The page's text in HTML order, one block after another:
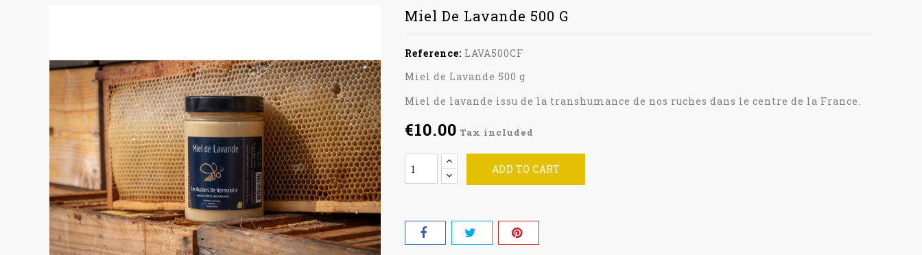
Miel De Lavande 500 G
Reference: LAVA500CF
Miel de Lavande 500 g
Miel de lavande issu de la transhumance de nos ruches dans le centre de la France.
€10.00 Tax included
ADD TO CART